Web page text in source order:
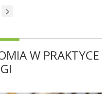
W PRAKTYCE